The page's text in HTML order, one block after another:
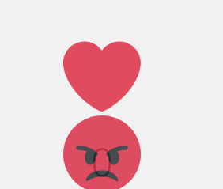
Лайк!
0
Агрессия!